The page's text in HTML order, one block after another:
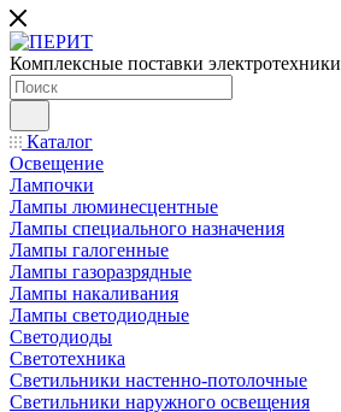
Комплексные поставки электротехники
Каталог
Освещение
Лампочки
Лампы люминесцентные
Лампы специального назначения
Лампы галогенные
Лампы газоразрядные
Лампы накаливания
Лампы светодиодные
Светодиоды
Светотехника
Светильники настенно-потолочные
Светильники наружного освещения